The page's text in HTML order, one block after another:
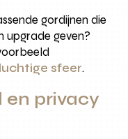
gordijnen die
upgrade geven?
sfeer.
en privacy